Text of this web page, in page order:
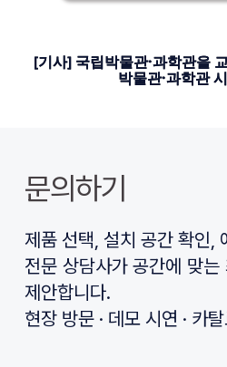
[기사] 국립박물관·과학관을
박물관·과학관
문의하기
제품 선택, 설치 공간 확인,
전문 상담사가 공간에 맞
제안합니다.
현장 방문 · 데모 시연 · 카